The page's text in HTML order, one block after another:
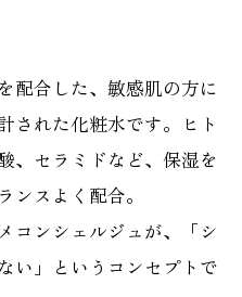
配合した、敏感肌の方に
された化粧水です。ヒト
、セラミドなど、保湿を
ンスよく配合。
コンシェルジュが、「シ
い」というコンセプトで